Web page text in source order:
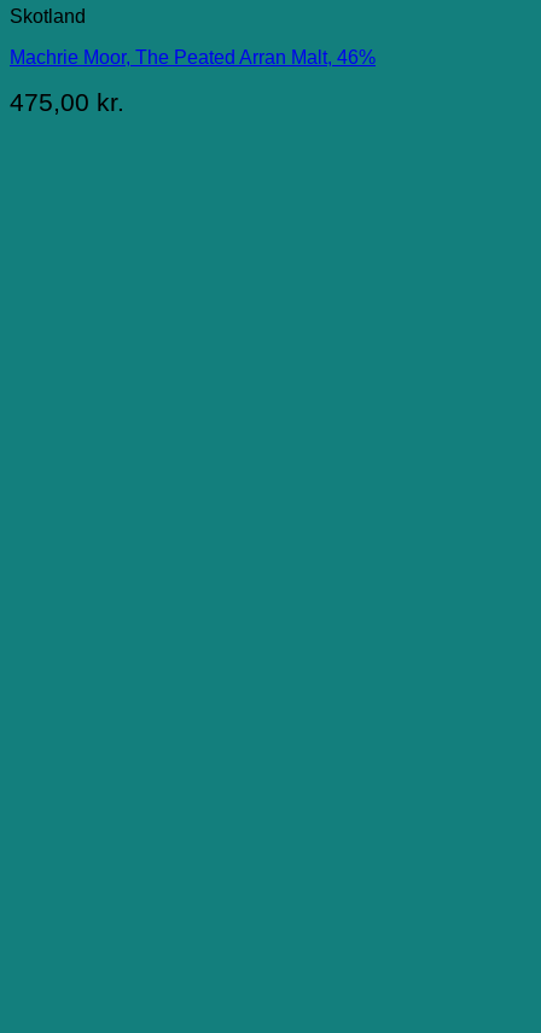
Skotland
Machrie Moor, The Peated Arran Malt, 46%
475,00 kr.